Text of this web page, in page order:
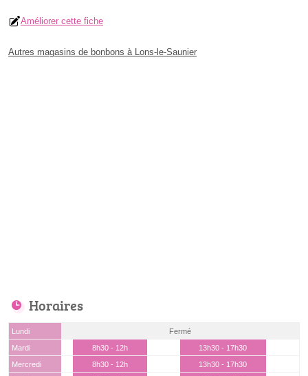
Améliorer cette fiche
Autres magasins de bonbons à Lons-le-Saunier
Horaires
Lundi
Fermé
Mardi
8h30 - 12h
13h30 - 17h30
Mercredi
8h30 - 12h
13h30 - 17h30